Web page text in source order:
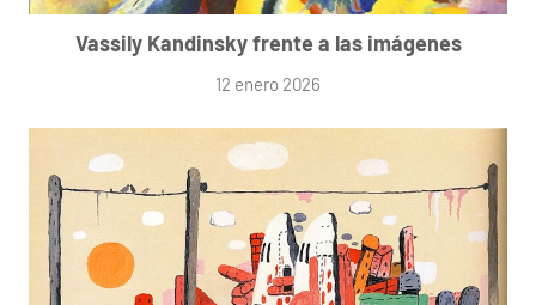
Vassily Kandinsky frente a las imágenes
12 enero 2026